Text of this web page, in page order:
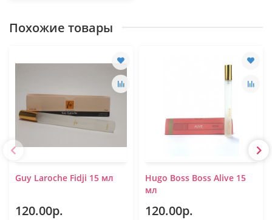
Похожие товары
Guy Laroche Fidji 15 мл
120.00р.
Hugo Boss Boss Alive 15
мл
120.00р.